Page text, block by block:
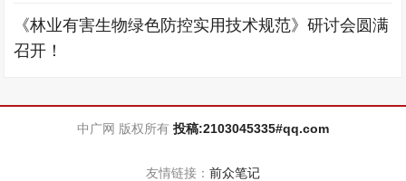
《林业有害生物绿色防控实用技术规范》研讨会圆满
召开！
中广网 版权所有 投稿:2103045335#qq.com
友情链接： 前众笔记